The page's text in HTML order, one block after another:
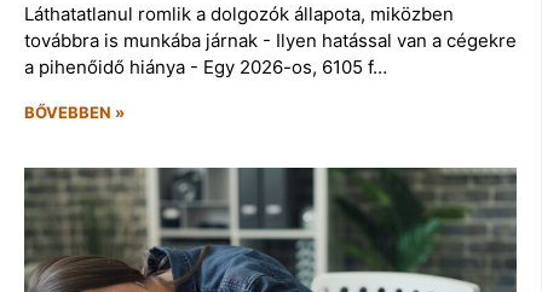
Láthatatlanul romlik a dolgozók állapota, miközben
továbbra is munkába járnak - Ilyen hatással van a cégekre
a pihenőidő hiánya - Egy 2026-os, 6105 f…
BŐVEBBEN »